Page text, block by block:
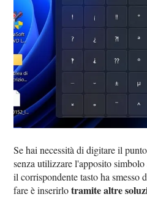
Se hai necessità di digitare il
senza utilizzare l'apposito
il corrispondente tasto ha smesso
fare è inserirlotramite altre